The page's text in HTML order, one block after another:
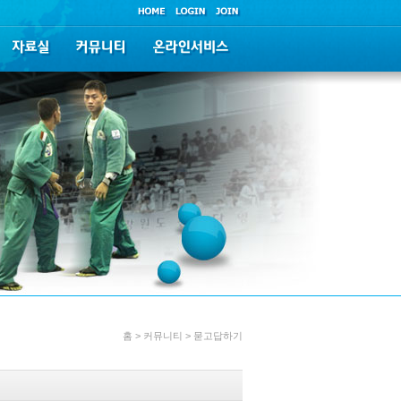
홈 > 커뮤니티 > 묻고답하기